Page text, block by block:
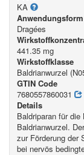
KA
Anwendungsform
Dragées
441.35 mg
Wirkstoffklasse
Baldrianwurzel
GTIN Code
7680557860031
Details
Baldriparan für
Baldrianwurzel.
zur Förderung der
bei nervös